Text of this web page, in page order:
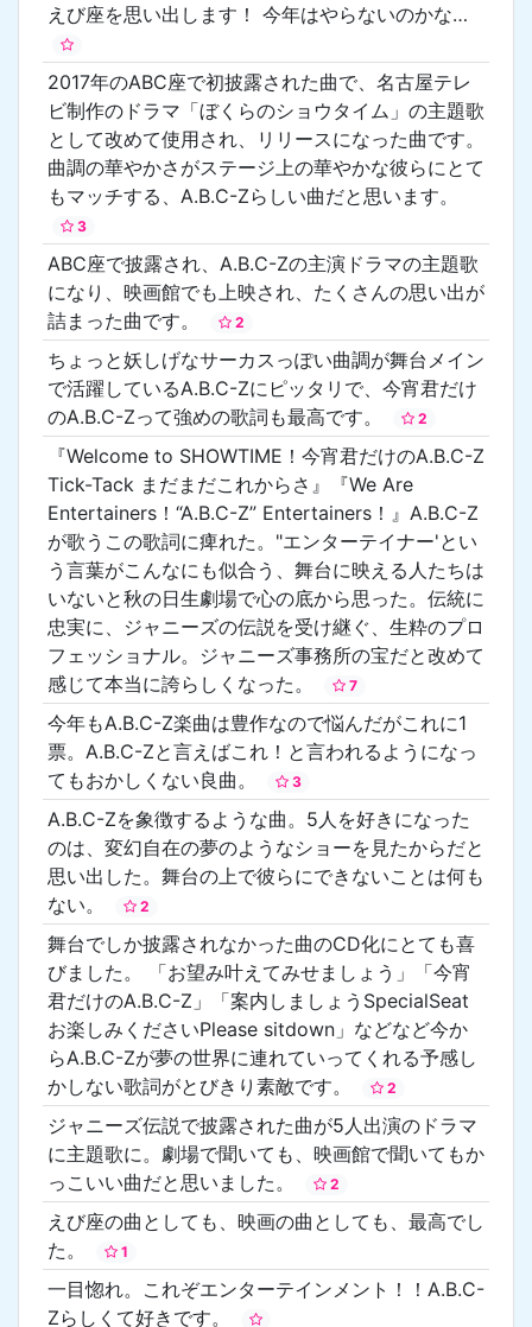
えび座を思い出します！ 今年はやらないのかな…
2017年のABC座で初披露された曲で、名古屋テレ
ビ制作のドラマ「ぼくらのショウタイム」の主題歌
として改めて使用され、リリースになった曲です。
曲調の華やかさがステージ上の華やかな彼らにとて
もマッチする、A.B.C-Zらしい曲だと思います。
3
ABC座で披露され、A.B.C-Zの主演ドラマの主題歌
になり、映画館でも上映され、たくさんの思い出が
詰まった曲です。
2
ちょっと妖しげなサーカスっぽい曲調が舞台メイン
で活躍しているA.B.C-Zにピッタリで、今宵君だけ
のA.B.C-Zって強めの歌詞も最高です。
2
『Welcome to SHOWTIME！今宵君だけのA.B.C-Z
Tick-Tack まだまだこれからさ』『We Are
Entertainers！“A.B.C-Z” Entertainers！』A.B.C-Z
が歌うこの歌詞に痺れた。"エンターテイナー'とい
う言葉がこんなにも似合う、舞台に映える人たちは
いないと秋の日生劇場で心の底から思った。伝統に
忠実に、ジャニーズの伝説を受け継ぐ、生粋のプロ
フェッショナル。ジャニーズ事務所の宝だと改めて
感じて本当に誇らしくなった。
7
今年もA.B.C-Z楽曲は豊作なので悩んだがこれに1
票。A.B.C-Zと言えばこれ！と言われるようになっ
てもおかしくない良曲。
3
A.B.C-Zを象徴するような曲。5人を好きになった
のは、変幻自在の夢のようなショーを見たからだと
思い出した。舞台の上で彼らにできないことは何も
ない。
2
舞台でしか披露されなかった曲のCD化にとても喜
びました。 「お望み叶えてみせましょう」「今宵
君だけのA.B.C-Z」「案内しましょうSpecialSeat
お楽しみくださいPlease sitdown」などなど今か
らA.B.C-Zが夢の世界に連れていってくれる予感し
かしない歌詞がとびきり素敵です。
2
ジャニーズ伝説で披露された曲が5人出演のドラマ
に主題歌に。劇場で聞いても、映画館で聞いてもか
っこいい曲だと思いました。
2
えび座の曲としても、映画の曲としても、最高でし
た。
1
一目惚れ。これぞエンターテインメント！！A.B.C-
Zらしくて好きです。